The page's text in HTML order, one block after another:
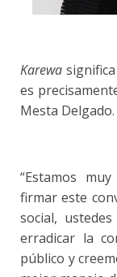
Karewa
es
Mesta Delgado.
“Estamos
firmar este
social,
erradicar la
público y